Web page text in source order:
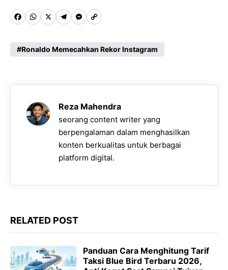
F
c
b
W
a
s
A
p
X T
l
g
r
a
m
M
s
e
n
g
e
r
C
p
L
i
n
k
Ronaldo Memecahkan Rekor Instagram
Reza Mahendra
seorang content writer yang
berpengalaman dalam menghasilkan
konten berkualitas untuk berbagai
platform digital.
RELATED POST
Panduan Cara Menghitung Tarif
Taksi Blue Bird Terbaru 2026,